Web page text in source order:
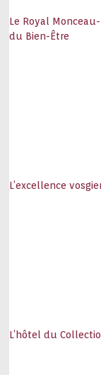
Le Royal
du Bien-Être
L’excellence
L’hôtel du